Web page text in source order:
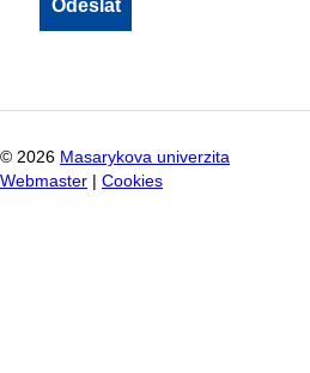
© 2026 Masarykova univerzita
Webmaster
Cookies